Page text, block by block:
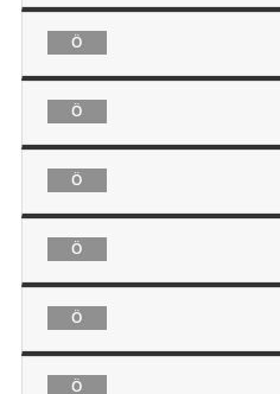
Ö
Ö
Ö
Ö
Ö
Ö